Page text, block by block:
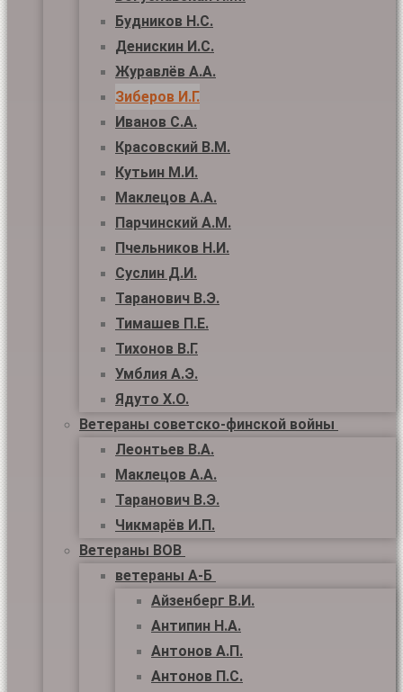
Будников Н.С.
Денискин И.С.
Журавлёв А.А.
Зиберов И.Г.
Иванов С.А.
Красовский В.М.
Кутьин М.И.
Маклецов А.А.
Парчинский А.М.
Пчельников Н.И.
Суслин Д.И.
Таранович В.Э.
Тимашев П.Е.
Тихонов В.Г.
Умблия А.Э.
Ядуто Х.О.
Ветераны советско-финской войны
Леонтьев В.А.
Маклецов А.А.
Таранович В.Э.
Чикмарёв И.П.
Ветераны ВОВ
ветераны А-Б
Айзенберг В.И.
Антипин Н.А.
Антонов А.П.
Антонов П.С.